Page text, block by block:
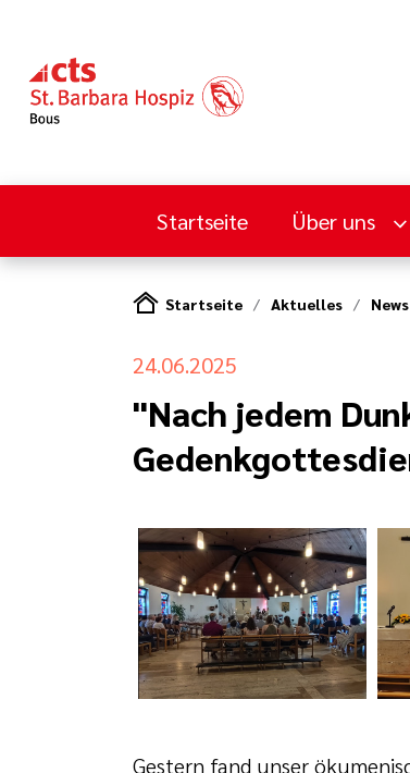
Startseite Über uns
Startseite Aktuelles News
24.06.2025
"Nach jedem
Gestern fand unser